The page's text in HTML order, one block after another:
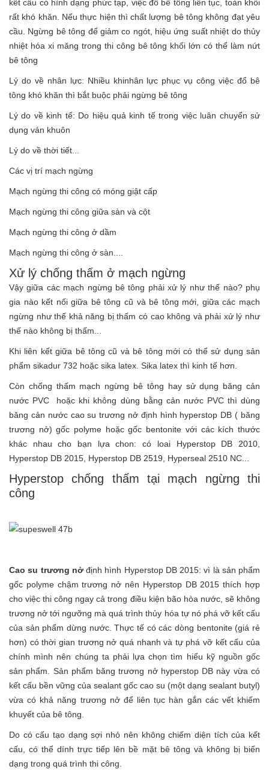
kết cấu có hình dạng phức tạp, việc đổ bê tông liên tục, toàn khối
rất khó khăn. Nếu thực hiện thì chất lượng bê tông không đạt yêu
cầu. Ngừng bê tông để giảm co ngót, hiệu ứng suất nhiệt do thủy
nhiệt hóa xi măng trong thi công bê tông khối lớn có thể làm nứt
bê tông
Lý do về nhân lực: Nhiều khinhân lực phục vụ công việc đổ bê
tông khó khăn thì bắt buộc phải ngừng bê tông
Lý do về kinh tế: Do hiệu quả kinh tế trong việc luân chuyển sử
dụng ván khuôn
Lý do về thời tiết...
Các vị trí mạch ngừng
Mạch ngừng thi công có móng giật cấp
Mạch ngừng thi công giữa sàn và cột
Mạch ngừng thi công ở dầm
Mạch ngừng thi công ở sàn....
Xử lý chống thấm ở mạch ngừng
Vậy giữa các mạch ngừng bê tông phải xử lý như thế nào? phụ
gia nào kết nối giữa bê tông cũ và bê tông mới, giữa các mạch
ngừng như thế khả năng bị thấm có cao không và phải xử lý như
thế nào không bị thấm...
Khi liên kết giữa bê tông cũ và bê tông mới có thể sử dụng sản
phẩm sikadur 732 hoặc sika latex. Sika latex thì kinh tế hơn.
Còn chống thấm mạch ngừng bê tông hay sử dụng băng cản
nước PVC hoặc khi không dùng bằng cản nước PVC thì dùng
băng cản nước cao su trương nở định hình hyperstop DB ( băng
trương nở) gốc polyme hoặc gốc bentonite với các kích thước
khác nhau cho bạn lựa chon: có loai Hyperstop DB 2010,
Hyperstop DB 2015, Hyperstop DB 2519, Hyperseal 2510 NC...
Hyperstop chống thấm tại mạch ngừng thi
công
Cao su trương nởđịnh hình Hyperstop DB 2015: vì là sản phẩm
gốc polyme chậm trương nở nên Hyperstop DB 2015 thích hợp
cho việc thi công ngay cả trong điều kiện bão hòa nước, sẽ không
trương nở tới ngưỡng mà quá trình thủy hóa tự nó phá vỡ kết cấu
của sản phẩm dừng nước. Thực tế có các dòng bentonite (giá rẻ
hơn) có thời gian trương nở quá nhanh và tự phá vỡ kết cấu của
chính mình nên chúng ta phải lựa chọn tìm hiểu kỹ nguồn gốc
sản phẩm. Sản phẩm băng trương nở hyperstop DB này vừa có
kết cấu bền vững của sealant gốc cao su (một dạng sealant butyl)
vừa có khả năng trương nở để liên tục hàn gắn các vết khiếm
khuyết của bê tông.
Do có cấu tạo dạng sợi nhỏ nên không chiếm diện tích của kết
cấu, có thể dính trực tiếp lên bề mặt bê tông và không bị biến
dạng trong quá trình thi công.